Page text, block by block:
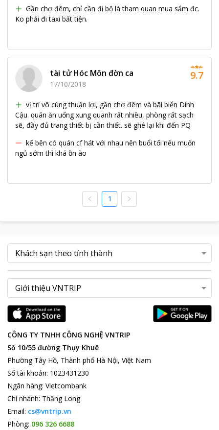
Gần chợ đêm, chỉ cần đi bộ là tham quan mua sắm đc.
Ko phải đi taxi bất tiện.
tài tử Hóc Môn đờn ca
17/10/2018
vị trí vô cùng thuận lợi, gần chợ đêm và bãi biển Dinh
Cậu. quán ăn uống xung quanh rất nhiều, phòng rất sạch
sẽ, đầy đủ trang thiết bị cần thiết. sẽ ghé lại khi đến PQ
kế bên có quán cf hát với nhau nên buổi tối nếu muốn
ngủ sớm thì khá ồn ào
9.7
1
CÔNG TY TNHH CÔNG NGHỆ VNTRIP
Số 10/55 đường Thụy Khuê
Phường Tây Hồ, Thành phố Hà Nội, Việt Nam
Số tài khoản: 1023431230
Ngân hàng: Vietcombank
Chi nhánh: Thăng Long
Email: cs@vntrip.vn
Phòng: 096 326 6688